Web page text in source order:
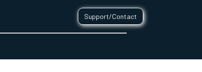
Support/Contact